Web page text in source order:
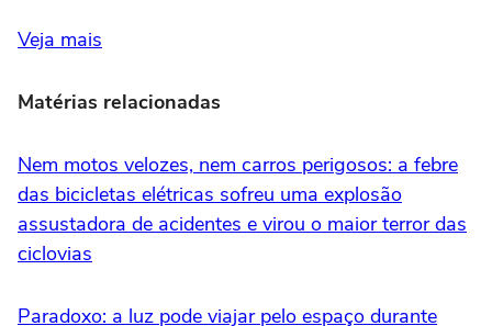
Veja mais
Matérias relacionadas
Nem motos velozes, nem carros perigosos: a febre
das bicicletas elétricas sofreu uma explosão
assustadora de acidentes e virou o maior terror das
ciclovias
Paradoxo: a luz pode viajar pelo espaço durante